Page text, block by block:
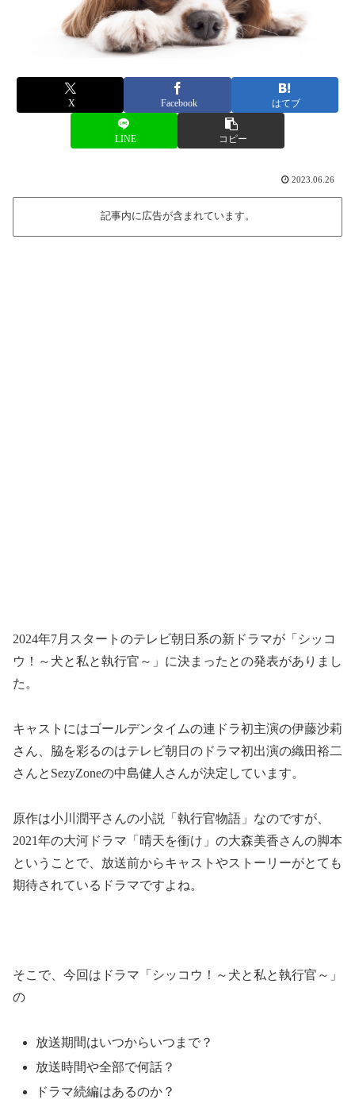
X Facebook はてブ
LINE コピー
2023.06.26
記事内に広告が含まれています。
2024年7月スタートのテレビ朝日系の新ドラマが「シッコ
ウ！～犬と私と執行官～」に決まったとの発表がありまし
た。
キャストにはゴールデンタイムの連ドラ初主演の伊藤沙莉
さん、脇を彩るのはテレビ朝日のドラマ初出演の織田裕二
さんとSezyZoneの中島健人さんが決定しています。
原作は小川潤平さんの小説「執行官物語」なのですが、
2021年の大河ドラマ「晴天を衝け」の大森美香さんの脚本
ということで、放送前からキャストやストーリーがとても
期待されているドラマですよね。
そこで、今回はドラマ「シッコウ！～犬と私と執行官～」
の
放送期間はいつからいつまで？
放送時間や全部で何話？
ドラマ続編はあるのか？